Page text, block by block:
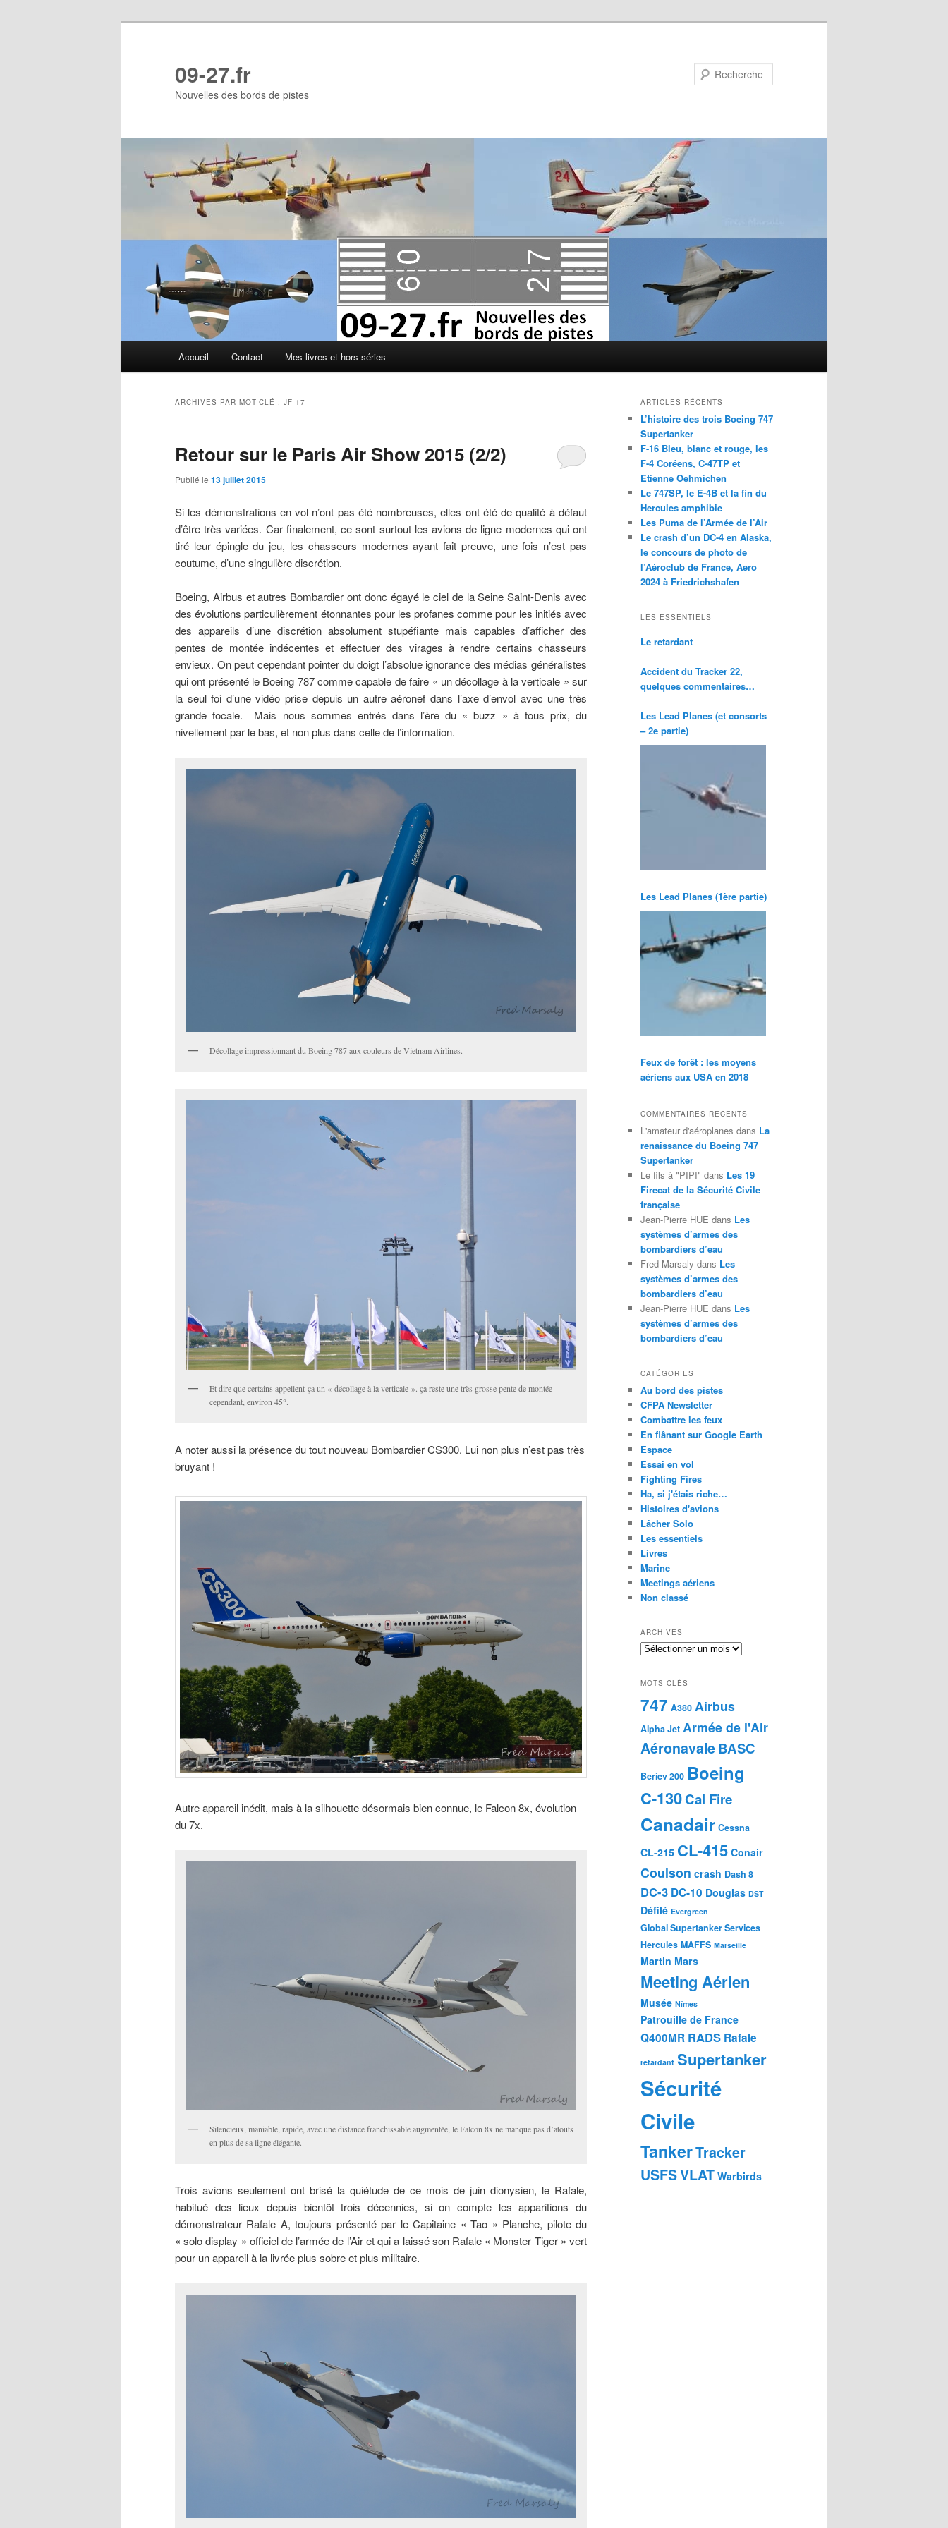
09-27.fr
Nouvelles des bords de pistes
Accueil Contact Mes livres et hors-séries
ARCHIVES PAR MOT-CLÉ : JF-17
Retour sur le Paris Air Show 2015 (2/2)
Publié le 13 juillet 2015
Si les démonstrations en vol n’ont pas été nombreuses, elles ont été de qualité à défaut
d’être très variées. Car finalement, ce sont surtout les avions de ligne modernes qui ont
tiré leur épingle du jeu, les chasseurs modernes ayant fait preuve, une fois n’est pas
coutume, d’une singulière discrétion.
Boeing, Airbus et autres Bombardier ont donc égayé le ciel de la Seine Saint-Denis avec
des évolutions particulièrement étonnantes pour les profanes comme pour les initiés avec
des appareils d’une discrétion absolument stupéfiante mais capables d’afficher des
pentes de montée indécentes et effectuer des virages à rendre certains chasseurs
envieux. On peut cependant pointer du doigt l’absolue ignorance des médias généralistes
qui ont présenté le Boeing 787 comme capable de faire « un décollage à la verticale » sur
la seul foi d’une vidéo prise depuis un autre aéronef dans l’axe d’envol avec une très
grande focale. Mais nous sommes entrés dans l’ère du « buzz » à tous prix, du
nivellement par le bas, et non plus dans celle de l’information.
Décollage impressionnant du Boeing 787 aux couleurs de Vietnam Airlines.
Et dire que certains appellent-ça un « décollage à la verticale ». ça reste une très grosse pente de montée
cependant, environ 45°.
A noter aussi la présence du tout nouveau Bombardier CS300. Lui non plus n’est pas très
bruyant !
Autre appareil inédit, mais à la silhouette désormais bien connue, le Falcon 8x, évolution
du 7x.
Silencieux, maniable, rapide, avec une distance franchissable augmentée, le Falcon 8x ne manque pas d’atouts
en plus de sa ligne élégante.
Trois avions seulement ont brisé la quiétude de ce mois de juin dionysien, le Rafale,
habitué des lieux depuis bientôt trois décennies, si on compte les apparitions du
démonstrateur Rafale A, toujours présenté par le Capitaine « Tao » Planche, pilote du
« solo display » officiel de l’armée de l’Air et qui a laissé son Rafale « Monster Tiger » vert
pour un appareil à la livrée plus sobre et plus militaire.
ARTICLES RÉCENTS
L’histoire des trois Boeing 747
Supertanker
F-16 Bleu, blanc et rouge, les
F-4 Coréens, C-47TP et
Etienne Oehmichen
Le 747SP, le E-4B et la fin du
Hercules amphibie
Les Puma de l’Armée de l’Air
Le crash d’un DC-4 en Alaska,
le concours de photo de
l’Aéroclub de France, Aero
2024 à Friedrichshafen
LES ESSENTIELS
Le retardant
Accident du Tracker 22,
quelques commentaires…
Les Lead Planes (et consorts
– 2e partie)
Les Lead Planes (1ère partie)
Feux de forêt : les moyens
aériens aux USA en 2018
COMMENTAIRES RÉCENTS
L'amateur d'aéroplanes dans La
renaissance du Boeing 747
Supertanker
Le fils à "PIPI" dans Les 19
Firecat de la Sécurité Civile
française
Jean-Pierre HUE dans Les
systèmes d’armes des
bombardiers d’eau
Fred Marsaly dans Les
systèmes d’armes des
bombardiers d’eau
Jean-Pierre HUE dans Les
systèmes d’armes des
bombardiers d’eau
CATÉGORIES
Au bord des pistes
CFPA Newsletter
Combattre les feux
En flânant sur Google Earth
Espace
Essai en vol
Fighting Fires
Ha, si j'étais riche…
Histoires d'avions
Lâcher Solo
Les essentiels
Livres
Marine
Meetings aériens
Non classé
ARCHIVES
Archives
MOTS CLÉS
747 A380 Airbus
Alpha Jet Armée de l'Air
AéronavaleBASC
Beriev 200 Boeing
C-130Cal Fire
Canadair Cessna
CL-215 CL-415 Conair
Coulson crash Dash 8
DC-3 DC-10 Douglas DST
Défilé Evergreen
Global Supertanker Services
Hercules MAFFS Marseille
Martin Mars
Meeting Aérien
Musée Nîmes
Patrouille de France
Q400MR RADS Rafale
retardant Supertanker
Sécurité
Civile
TankerTracker
USFSVLAT Warbirds